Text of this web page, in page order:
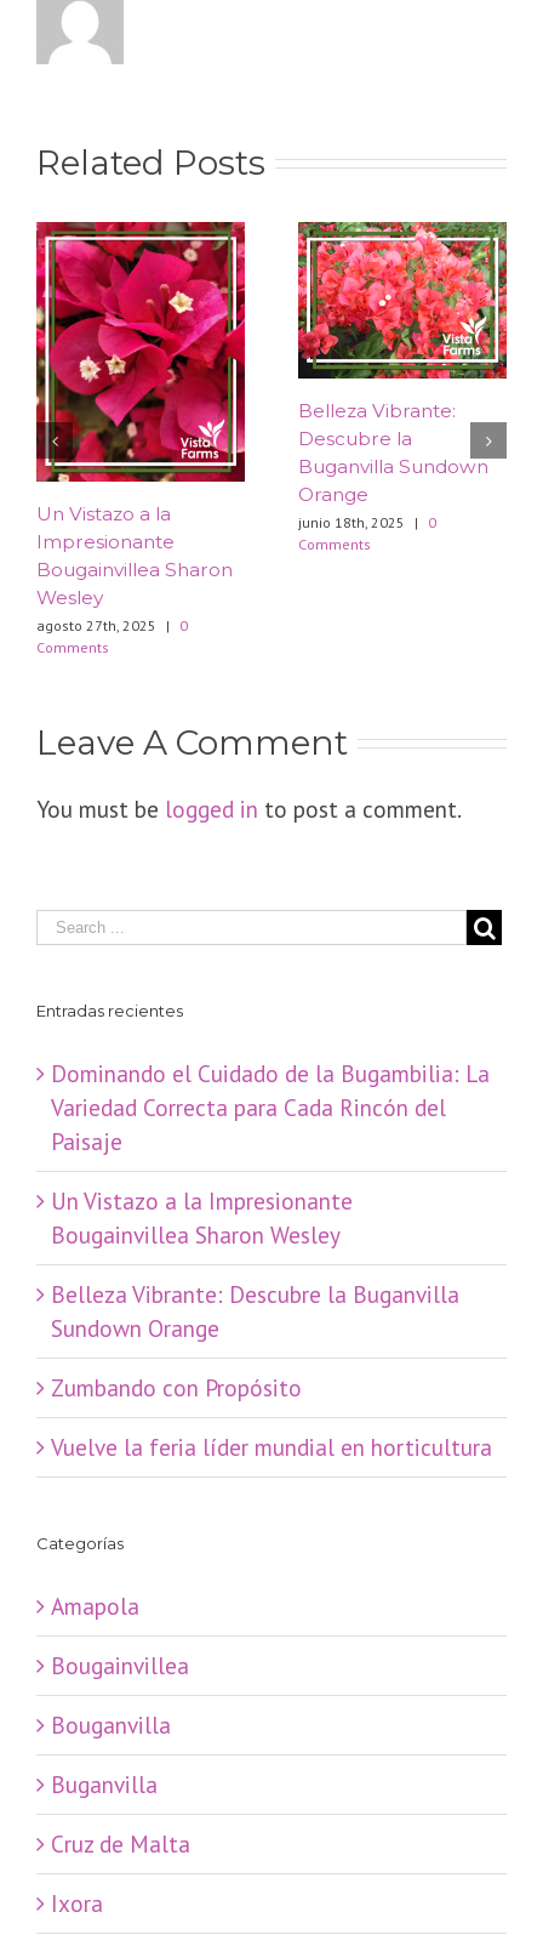
Related Posts
​Un Vistazo a la
Impresionante
Bougainvillea Sharon
Wesley
agosto 27th, 2025 |
0
Comments
Belleza Vibrante:
Descubre la
Buganvilla Sundown
Orange
junio 18th, 2025 |
0
Comments
Leave A Comment
You must be logged in to post a comment.
Entradas recientes
Dominando el Cuidado de la Bugambilia: La
Variedad Correcta para Cada Rincón del
Paisaje
​Un Vistazo a la Impresionante
Bougainvillea Sharon Wesley
Belleza Vibrante: Descubre la Buganvilla
Sundown Orange
Zumbando con Propósito
Vuelve la feria líder mundial en horticultura
Categorías
Amapola
Bougainvillea
Bouganvilla
Buganvilla
Cruz de Malta
Ixora